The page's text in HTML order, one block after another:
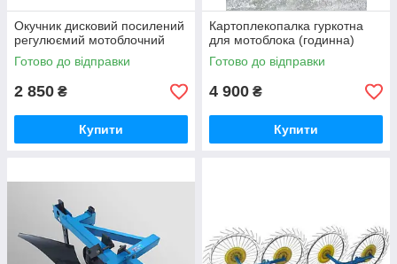
Окучник дисковий посилений
регулюємий мотоблочний
Готово до відправки
2 850 ₴
Купити
Картоплекопалка гуркотна
для мотоблока (годинна)
Готово до відправки
4 900 ₴
Купити